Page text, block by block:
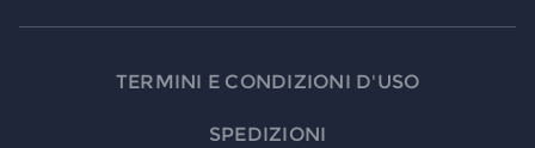
TERMINI E CONDIZIONI D'USO
SPEDIZIONI